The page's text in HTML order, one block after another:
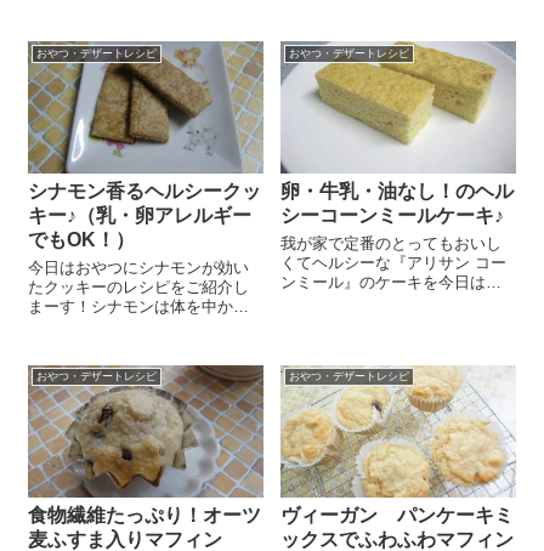
んですよ～。 鍋に『有機 お菓
子を作るお米の粉』 30g、てん
さい糖 30g、ココア 20g...
します。 新年最初のレシピはバ
レンタインにもおススメの和風
あんこトリュフ 和洋折衷もおい
しいで...
おやつ・デザートレシピ
シナモン香るヘルシークッ
キー♪（乳・卵アレルギー
でもOK！）
今日はおやつにシナモンが効い
たクッキーのレシピをご紹介し
まーす！シナモンは体を中から
で、食欲のないときなんかにも
おススメなんですよ。今の時
期、夏の疲れで食欲が落ちてい
たり、冷房などで冷え...
おやつ・デザートレシピ
卵・牛乳・油なし！のヘル
シーコーンミールケーキ♪
我が家で定番のとってもおいし
くてヘルシーな『アリサン コー
ンミール』のケーキを今日はご
ん低カロリーなので体にもいい
んですよ ...
おやつ・デザートレシピ
食物繊維たっぷり！オーツ
麦ふすま入りマフィン
おやつ・デザートレシピ
ヴィーガン パンケーキミ
ックスでふわふわマフィン